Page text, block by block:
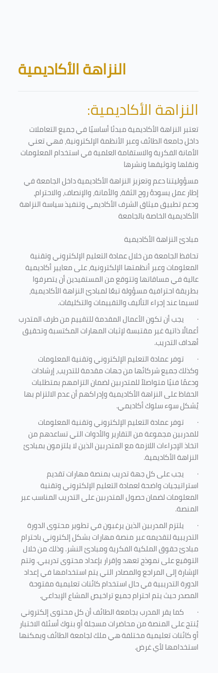
Blocks
النزاهة الأكاديمية
النزاهة الأكاديمية:
تعتبر النزاهة الأكاديمية مبدئا أساسيًا في جميع التعاملات
داخل جامعة الطائف وعبر الأنظمة الإلكترونية، فهي تعني
الأمانة الفكرية والاستقامة العلمية في استخدام المعلومات
ونقلها وتوثيقها ونشرها
مسؤوليتنا دعم وتعزيز النزاهة الأكاديمية داخل الجامعة في
إطار عمل يسودهُ روح الثقة، والأمانة، والإنصاف، والاحترام،
ودعم تطبيق ميثاق الشرف الأكاديمي وتنفيذ سياسة النزاهة
الأكاديمية الخاصة بالجامعة
مبادئ النزاهة الأكاديمية
تحافظ الجامعة من خلال عمادة التعليم الإلكتروني وتقنية
المعلومات وعبر أنظمتها الإلكترونية، على معايير أكاديمية
عالية في مساقاتها وتتوقع من المستفيدين أن يتصرفوا
بطريقة احترافية مسؤولة تبعًا لمبادئ النزاهة الأكاديمية،
لاسيما عند إجراء التأليف والتقييمات والتكليفات.
· يجب أن تكون الأعمال المقدمة للتقييم من طرف المتدرب
أعمالًا ذاتية غير مقتبسة لإثبات المهارات المكتسبة وتحقيق
أهداف التدريب.
· توفر عمادة التعليم الإلكتروني وتقنية المعلومات
وكذلك جميع شركائها من جهات مقدمة للتدريب، إرشادات
ودعمًا فنيًا متواصلاً للمتدربين لضمان التزامهم بمتطلبات
الحفاظ على النزاهة الأكاديمية وإدراكهم أن عدم الالتزام بها
يُشكل سوء سلوك أكاديمي.
· توفر عمادة التعليم الإلكتروني وتقنية المعلومات
للمدربين مجموعة من التقارير والأدوات التي تساعدهم من
اتخاذ الإجراءات اللازمة مع المتدربين الذين لا يلتزمون بمبادئ
النزاهة الأكاديمية.
· يجب على كل جهة تدريب بمنصة مهارات تقديم
استراتيجيات واضحة لعمادة التعليم الإلكتروني وتقنية
المعلومات لضمان حصول المتدربين على التدريب المناسب عبر
المنصة.
· يلتزم المدربين الذين يرغبون في تطوير محتوى الدورة
التدريبية لتقديمه عبر منصة مهارات بشكل إلكتروني باحترام
مبادئ حقوق الملكية الفكرية ومبادئ النشر. وذلك من خلال
التوقيع على نموذج تعهد وإقرار بإعداد محتوى تدريبي. وتتم
الإشارة إلى المراجع والمصادر التي يتم استخدامها في إعداد
الدورة التدريبية في حال استخدام كائنات تعليمية مفتوحة
المصدر حيث يتم احترام جميع تراخيص المشاع الإبداعي.
· كما يقر المدرب بجامعة الطائف أن كل محتوى إلكتروني
يُنتج على المنصة من محاضرات مسجلة أو بنوك أسئلة الاختبار
أو كائنات تعليمية مختلفة هي ملك لجامعة الطائف ويمكنها
استخدامها لأي غرض.